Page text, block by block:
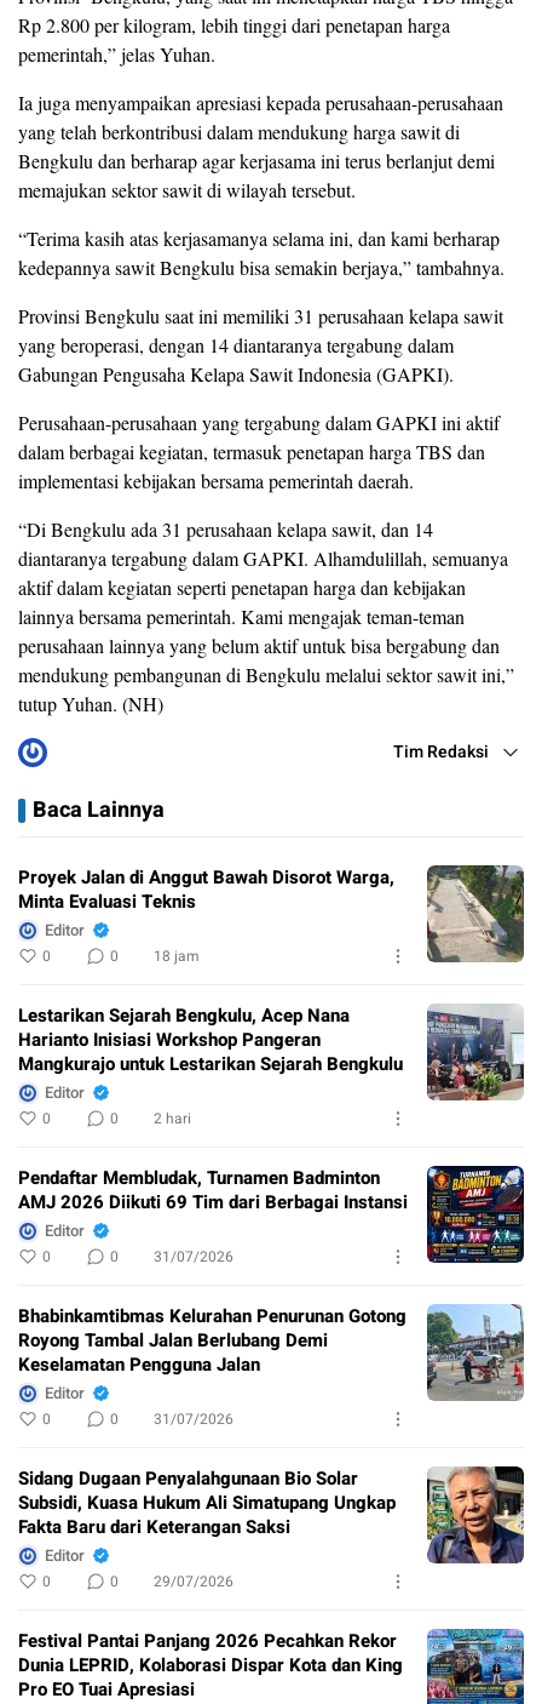
Rp 2.800 per kilogram, lebih tinggi dari penetapan harga
pemerintah,” jelas Yuhan.
Ia juga menyampaikan apresiasi kepada perusahaan-perusahaan
yang telah berkontribusi dalam mendukung harga sawit di
Bengkulu dan berharap agar kerjasama ini terus berlanjut demi
memajukan sektor sawit di wilayah tersebut.
“Terima kasih atas kerjasamanya selama ini, dan kami berharap
kedepannya sawit Bengkulu bisa semakin berjaya,” tambahnya.
Provinsi Bengkulu saat ini memiliki 31 perusahaan kelapa sawit
yang beroperasi, dengan 14 diantaranya tergabung dalam
Gabungan Pengusaha Kelapa Sawit Indonesia (GAPKI).
Perusahaan-perusahaan yang tergabung dalam GAPKI ini aktif
dalam berbagai kegiatan, termasuk penetapan harga TBS dan
implementasi kebijakan bersama pemerintah daerah.
“Di Bengkulu ada 31 perusahaan kelapa sawit, dan 14
diantaranya tergabung dalam GAPKI. Alhamdulillah, semuanya
aktif dalam kegiatan seperti penetapan harga dan kebijakan
lainnya bersama pemerintah. Kami mengajak teman-teman
perusahaan lainnya yang belum aktif untuk bisa bergabung dan
mendukung pembangunan di Bengkulu melalui sektor sawit ini,”
tutup Yuhan. (NH)
Tim Redaksi
Baca Lainnya
Proyek Jalan di Anggut Bawah Disorot Warga,
Minta Evaluasi Teknis
Editor
0 0 18 jam
Lestarikan Sejarah Bengkulu, Acep Nana
Harianto Inisiasi Workshop Pangeran
Mangkurajo untuk Lestarikan Sejarah Bengkulu
Editor
0 0 2 hari
Pendaftar Membludak, Turnamen Badminton
AMJ 2026 Diikuti 69 Tim dari Berbagai Instansi
Editor
0 0 31/07/2026
Bhabinkamtibmas Kelurahan Penurunan Gotong
Royong Tambal Jalan Berlubang Demi
Keselamatan Pengguna Jalan
Editor
0 0 31/07/2026
Sidang Dugaan Penyalahgunaan Bio Solar
Subsidi, Kuasa Hukum Ali Simatupang Ungkap
Fakta Baru dari Keterangan Saksi
Editor
0 0 29/07/2026
Festival Pantai Panjang 2026 Pecahkan Rekor
Dunia LEPRID, Kolaborasi Dispar Kota dan King
Pro EO Tuai Apresiasi